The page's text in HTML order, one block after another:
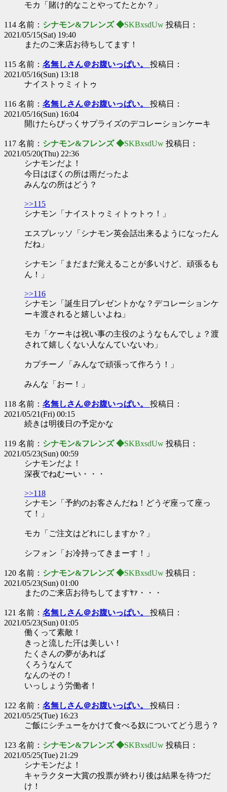
モカ「賭け的なことやってたとか？」
114 名前： シナモン&フレンズ ◆SKBxsdUw 投稿日：
2021/05/15(Sat) 19:40
またのご来店お待ちしてます！
115 名前： 名無しさん＠お腹いっぱい。 投稿日：
2021/05/16(Sun) 13:18
ナイストゥミィトゥ
116 名前： 名無しさん＠お腹いっぱい。 投稿日：
2021/05/16(Sun) 16:04
開けたらびっくサプライズのデコレーションケーキ
117 名前： シナモン&フレンズ ◆SKBxsdUw 投稿日：
2021/05/20(Thu) 22:36
シナモンだよ！
今日はぼくの所は雨だったよ
みんなの所はどう？
>>115
シナモン「ナイストゥミィトゥトゥ！」
エスプレッソ「シナモン英会話出来るようになったん
だね」
シナモン「まだまだ覚えることが多いけど、頑張るも
ん！」
>>116
シナモン「誕生日プレゼントかな？デコレーションケ
ーキ渡されると嬉しいよね」
モカ「ケーキは祝い事の主役のようなもんでしょ？渡
されて嬉しくない人なんていないわ」
カプチーノ「みんなで頑張って作ろう！」
みんな「おー！」
118 名前： 名無しさん＠お腹いっぱい。 投稿日：
2021/05/21(Fri) 00:15
続きは明後日の予定かな
119 名前： シナモン&フレンズ ◆SKBxsdUw 投稿日：
2021/05/23(Sun) 00:59
シナモンだよ！
深夜でねむーい・・・
>>118
シナモン「予約のお客さんだね！どうぞ座って座っ
て！」
モカ「ご注文はどれにしますか？」
シフォン「お冷持ってきまーす！」
120 名前： シナモン&フレンズ ◆SKBxsdUw 投稿日：
2021/05/23(Sun) 01:00
またのご来店お待ちしてますﾔｧ・・・
121 名前： 名無しさん＠お腹いっぱい。 投稿日：
2021/05/23(Sun) 01:05
働くって素敵！
きっと流した汗は美しい！
たくさんの夢があれば
くろうなんて
なんのその！
いっしょう労働者！
122 名前： 名無しさん＠お腹いっぱい。 投稿日：
2021/05/25(Tue) 16:23
ご飯にシチューをかけて食べる奴についてどう思う？
123 名前： シナモン&フレンズ ◆SKBxsdUw 投稿日：
2021/05/25(Tue) 21:29
シナモンだよ！
キャラクター大賞の投票が終わり後は結果を待つだ
け！